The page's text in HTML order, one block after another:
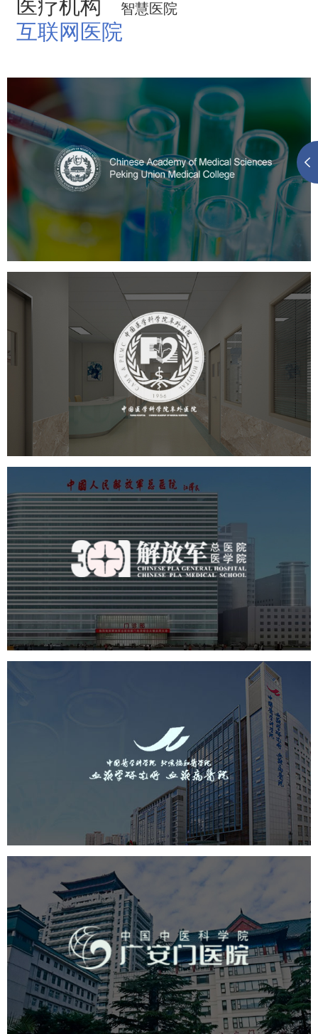
医疗机构 智慧医院
互联网医院
中国医学科学院
医院网站建设
定制开发
大学网站建设
高校网站建设
阜外医院
医药医疗 医院 医院网站建设 定制开发
中国人民解放军总医院 301医
院
医药医疗 医院 医院网站建设 定制开发
中国医学科学院血液病医院
（中国医学科学院...
医院网站建设
互联网医院
网站建设 网页设计
广安门医院
医药医疗 医院 医院网站建设
互联网医院
品牌官网
网站建设 网页设计